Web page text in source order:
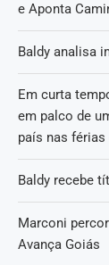
e Aponta
Baldy analisa
Em curta
em palco de
país nas férias
Baldy recebe
Marconi
Avança Goiás